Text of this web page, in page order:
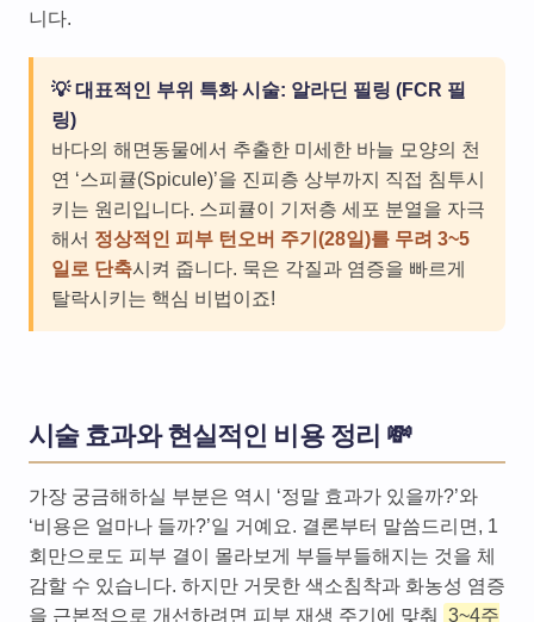
니다.
💡 대표적인 부위 특화 시술: 알라딘 필링 (FCR 필
링)
바다의 해면동물에서 추출한 미세한 바늘 모양의 천
연 ‘스피큘(Spicule)’을 진피층 상부까지 직접 침투시
키는 원리입니다. 스피큘이 기저층 세포 분열을 자극
해서 정상적인 피부 턴오버 주기(28일)를 무려 3~5
일로 단축시켜 줍니다. 묵은 각질과 염증을 빠르게
탈락시키는 핵심 비법이죠!
시술 효과와 현실적인 비용 정리 💸
가장 궁금해하실 부분은 역시 ‘정말 효과가 있을까?’와
‘비용은 얼마나 들까?’일 거예요. 결론부터 말씀드리면, 1
회만으로도 피부 결이 몰라보게 부들부들해지는 것을 체
감할 수 있습니다. 하지만 거뭇한 색소침착과 화농성 염증
을 근본적으로 개선하려면 피부 재생 주기에 맞춰
3~4주